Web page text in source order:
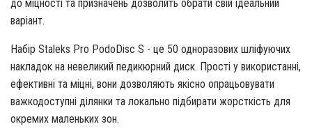
до міцності та призначень дозволить обрати свій ідеальний
варіант.
Набір Staleks Pro PodoDisc S - це 50 одноразових шліфуючих
накладок на невеликий педикюрний диск. Прості у використанні,
ефективні та міцні, вони дозволяють якісно опрацьовувати
важкодоступні ділянки та локально підбирати жорсткість для
окремих маленьких зон.